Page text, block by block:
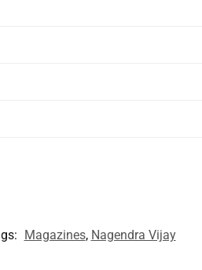
Magazines, Nagendra Vijay